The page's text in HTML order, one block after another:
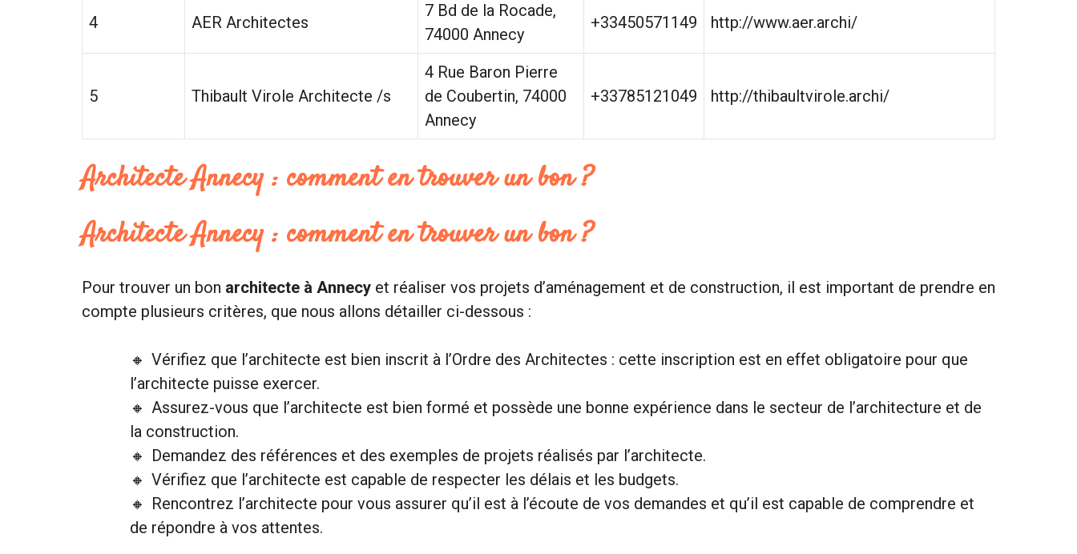
4 AER Architectes
7 Bd de la Rocade,
74000 Annecy
+33450571149 http://www.aer.archi/
5 Thibault Virole Architecte /s
4 Rue Baron Pierre
de Coubertin, 74000
Annecy
+33785121049 http://thibaultvirole.archi/
Architecte Annecy : comment en trouver un bon ?
Architecte Annecy : comment en trouver un bon ?
Pour trouver un bon architecte à Annecy et réaliser vos projets d’aménagement et de construction, il est important de prendre en
compte plusieurs critères, que nous allons détailler ci-dessous :
Vérifiez que l’architecte est bien inscrit à l’Ordre des Architectes : cette inscription est en effet obligatoire pour que
l’architecte puisse exercer.
Assurez-vous que l’architecte est bien formé et possède une bonne expérience dans le secteur de l’architecture et de
la construction.
Demandez des références et des exemples de projets réalisés par l’architecte.
Vérifiez que l’architecte est capable de respecter les délais et les budgets.
Rencontrez l’architecte pour vous assurer qu’il est à l’écoute de vos demandes et qu’il est capable de comprendre et
de répondre à vos attentes.